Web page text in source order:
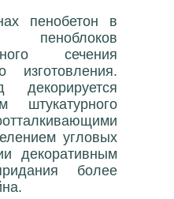
пенобетон в
сечения
изготовления.
штукатурного
угловых
декоративным
более